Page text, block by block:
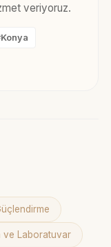
veriyoruz.
ve Laboratuvar